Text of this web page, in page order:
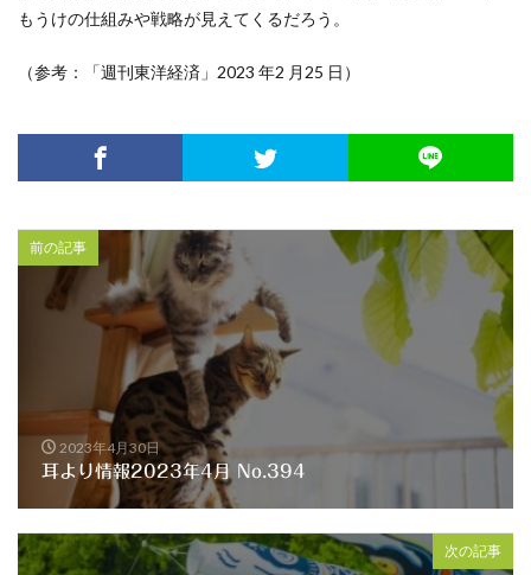
もうけの仕組みや戦略が見えてくるだろう。
（参考：「週刊東洋経済」2023 年2 月25 日）
前の記事
2023年4月30日
耳より情報2023年4月 No.394
次の記事